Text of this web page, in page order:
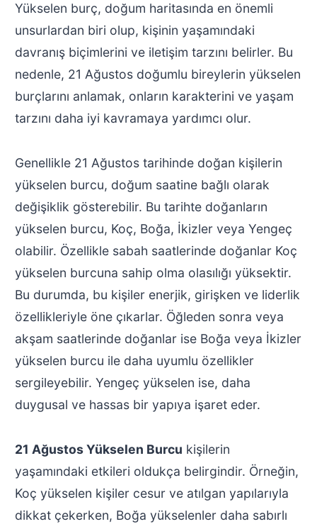
Yükselen burç, doğum haritasında en önemli
unsurlardan biri olup, kişinin yaşamındaki
davranış biçimlerini ve iletişim tarzını belirler. Bu
nedenle, 21 Ağustos doğumlu bireylerin yükselen
burçlarını anlamak, onların karakterini ve yaşam
tarzını daha iyi kavramaya yardımcı olur.
Genellikle 21 Ağustos tarihinde doğan kişilerin
yükselen burcu, doğum saatine bağlı olarak
değişiklik gösterebilir. Bu tarihte doğanların
yükselen burcu, Koç, Boğa, İkizler veya Yengeç
olabilir. Özellikle sabah saatlerinde doğanlar Koç
yükselen burcuna sahip olma olasılığı yüksektir.
Bu durumda, bu kişiler enerjik, girişken ve liderlik
özellikleriyle öne çıkarlar. Öğleden sonra veya
akşam saatlerinde doğanlar ise Boğa veya İkizler
yükselen burcu ile daha uyumlu özellikler
sergileyebilir. Yengeç yükselen ise, daha
duygusal ve hassas bir yapıya işaret eder.
21 Ağustos Yükselen Burcu kişilerin
yaşamındaki etkileri oldukça belirgindir. Örneğin,
Koç yükselen kişiler cesur ve atılgan yapılarıyla
dikkat çekerken, Boğa yükselenler daha sabırlı